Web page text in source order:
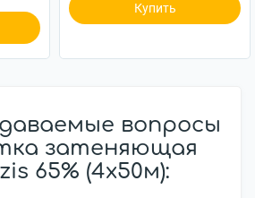
Купить
вопросы
затеняющая
65% (4х50м):